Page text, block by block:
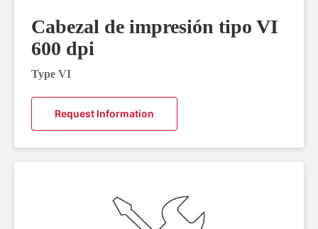
Cabezal de impresión tipo VI
600 dpi
Type VI
Request Information